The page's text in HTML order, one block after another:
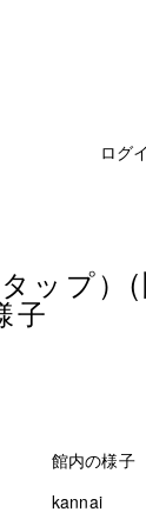
ログ
ップ）(
子
館内の様子
kannai